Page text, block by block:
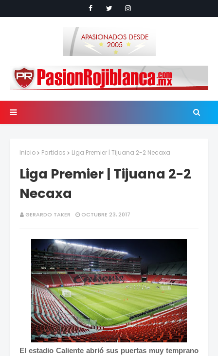
Inicio Partidos Liga Premier | Tijuana 2-2 Necaxa
Liga Premier | Tijuana 2-2
Necaxa
GERARDO TAKER OCTUBRE 23, 2017
El estadio Caliente abrió sus puertas muy temprano